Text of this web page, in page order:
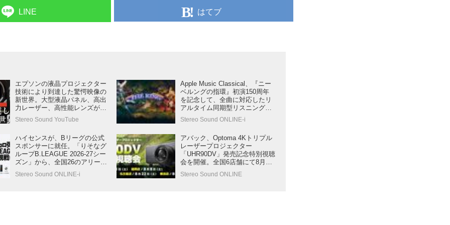
LINE はてブ
エプソンの液晶プロジェクター
技術により到達した驚愕映像の
新世界。大型液晶パネル、高出
力レーザー、高性能レンズがも
たらす新しい発見の数々を、映
像専門家が語り尽くした！【う
Stereo Sound YouTube
Apple Music Classical、『ニー
ベルングの指環』初演150周年
を記念して、全曲に対応したリ
アルタイム同期型リスニングガ
イドを初公開
Stereo Sound ONLINE-i
ハイセンスが、Bリーグの公式
スポンサーに就任。「りそなグ
ループB.LEAGUE 2026-27シー
ズン」から、全国26のアリーナ
に順次横幅9mのLEDディスプレ
イを導入し、ゲームを盛り上げ
Stereo Sound ONLINE-i
アバック、Optoma 4Kトリプル
レーザープロジェクター
「UHR90DV」発売記念特別視聴
会を開催。全国6店舗にて8月1
日(土)～順次開催
Stereo Sound ONLINE